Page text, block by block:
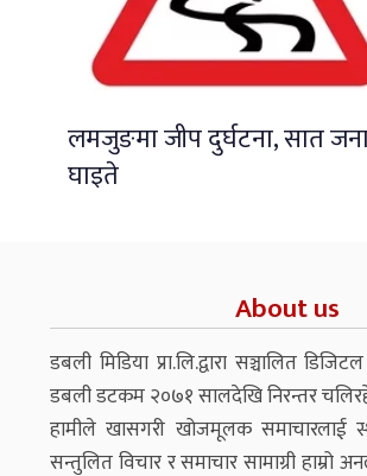
लमजुङमा जीप दुर्घटना, सात
घाइते
About us
डबली मिडिया प्रा.लि.द्वारा सञ्चालित
डबली डटकम २०७१ सालदेखि निरन्तर
हामीले खासगरी खोजमूलक समाचारलाई
सन्तुलित विचार र समाचार सामाग्री हाम्रो